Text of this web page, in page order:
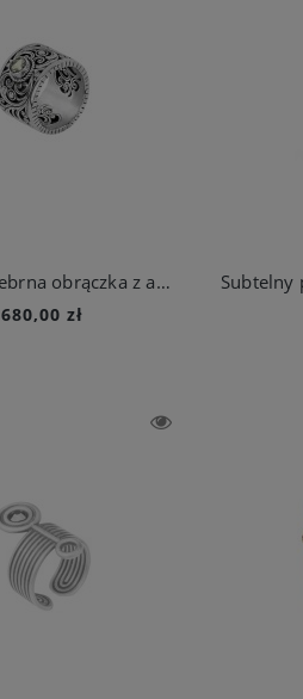
Szeroka srebrna obrączka z ażurowym wzorem i ametystem z kolekcji Duo
680,00 zł